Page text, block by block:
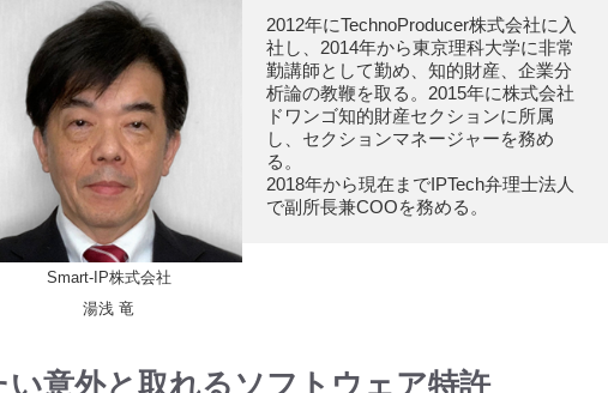
Smart-IP株式会社
湯浅 竜
2012年にTechnoProducer株式会社に入
社し、2014年から東京理科大学に非常
勤講師として勤め、知的財産、企業分
析論の教鞭を取る。2015年に株式会社
ドワンゴ知的財産セクションに所属
し、セクションマネージャーを務め
る。
2018年から現在までIPTech弁理士法人
意外と取れるソフトウェア特許